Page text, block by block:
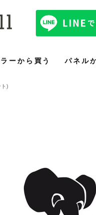
ーから買う パネル
ト)